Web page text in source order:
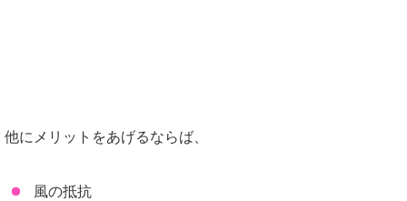
他にメリットをあげるならば、
風の抵抗